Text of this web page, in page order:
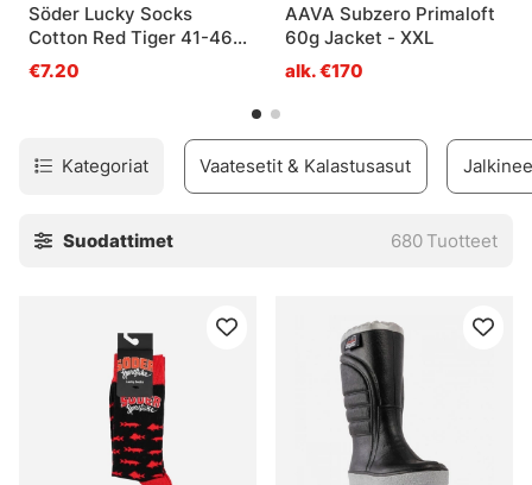
Söder Lucky Socks
Cotton Red Tiger 41-46
1-pack
€7.20
AAVA Subzero Primaloft
60g Jacket - XXL
alk. €170
Kategoriat Vaatesetit & Kalastusasut
Suodattimet 680 Tuotteet